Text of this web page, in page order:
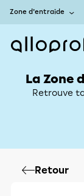
Zone d’entraide
La Zone
Retrouve
Retour